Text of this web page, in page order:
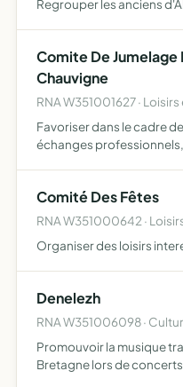
Regrouper les anciens
Comite De Jumelage
Chauvigne
RNA W351001627 ·
Favoriser dans le cadre
échanges
Comité Des Fêtes
RNA W351000642 ·
Organiser des loisirs
Denelezh
RNA W351006098 ·
Promouvoir la musique
Bretagne lors de